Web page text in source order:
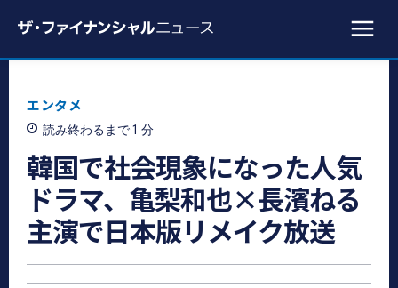
エンタメ
読み終わるまで 1 分
韓国で社会現象になった人気
ドラマ、亀梨和也×長濱ねる
主演で日本版リメイク放送